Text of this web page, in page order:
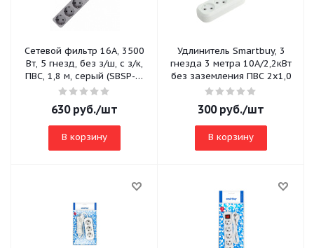
Сетевой фильтр 16А, 3500
Вт, 5 гнезд, без з/ш, с з/к,
ПВС, 1,8 м, серый (SBSP-5-
18-G)
630руб./шт
В корзину
Удлинитель Smartbuy, 3
гнезда 3 метра 10А/2,2кВт
без заземления ПВС 2х1,0
300руб./шт
В корзину